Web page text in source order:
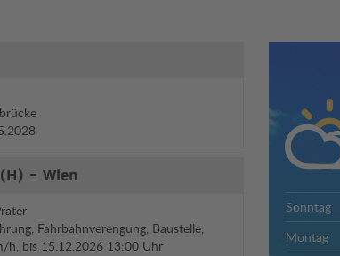
- Wien
Fahrbahnverengung, Baustelle,
h, bis 15.12.2026 13:00 Uhr
Sonntag
Montag